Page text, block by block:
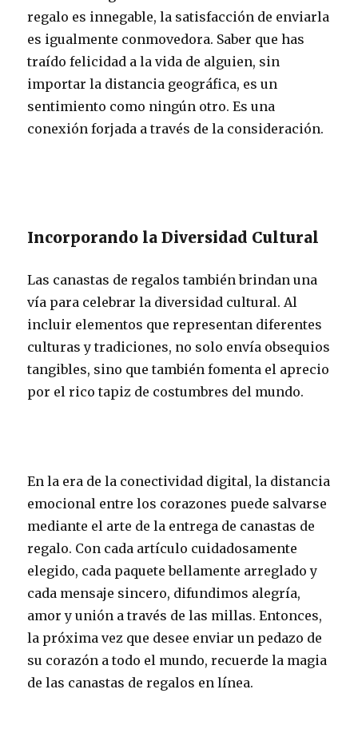
regalo es innegable, la satisfacción de enviarla
es igualmente conmovedora. Saber que has
traído felicidad a la vida de alguien, sin
importar la distancia geográfica, es un
sentimiento como ningún otro. Es una
conexión forjada a través de la consideración.
Incorporando la Diversidad Cultural
Las canastas de regalos también brindan una
vía para celebrar la diversidad cultural. Al
incluir elementos que representan diferentes
culturas y tradiciones, no solo envía obsequios
tangibles, sino que también fomenta el aprecio
por el rico tapiz de costumbres del mundo.
En la era de la conectividad digital, la distancia
emocional entre los corazones puede salvarse
mediante el arte de la entrega de canastas de
regalo. Con cada artículo cuidadosamente
elegido, cada paquete bellamente arreglado y
cada mensaje sincero, difundimos alegría,
amor y unión a través de las millas. Entonces,
la próxima vez que desee enviar un pedazo de
su corazón a todo el mundo, recuerde la magia
de las canastas de regalos en línea.